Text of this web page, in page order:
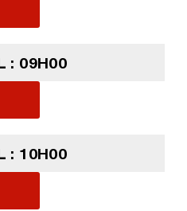
: 09H00
: 10H00